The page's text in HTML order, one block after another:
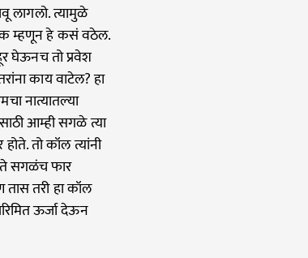
लागलो. त्यामुळे
म्हणून हे कसं वठेल.
घेऊनच तो प्रवेश
काय वाटेल? हा
नात्यातल्या
आम्ही सगळे त्या
तो कॉल त्यांनी
ते सगळंच फार
तरी हा कॉल
ऊर्जा देऊन